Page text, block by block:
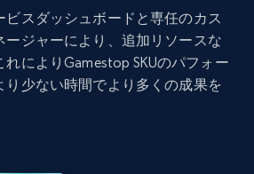
355+ 今すぐ始める
- Discover products by
ビスダッシュボードと専任のカス
ージャーにより、追加リソースな
れによりGamestop SKUのパフォー
り少ない時間でより多くの成果を